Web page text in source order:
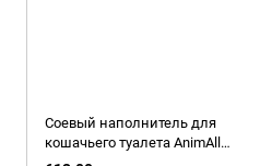
Соевый наполнитель для
кошачьего туалета AnimAll
TOFU Зеленый чай